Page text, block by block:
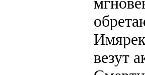
везут